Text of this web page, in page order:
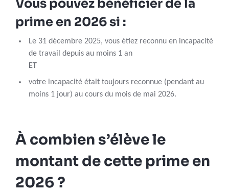
Vous pouvez bénéficier de la
prime en 2026 si :
Le 31 décembre 2025, vous étiez reconnu en incapacité
de travail depuis au moins 1 an
ET
votre incapacité était toujours reconnue (pendant au
moins 1 jour) au cours du mois de mai 2026.
À combien s’élève le
montant de cette prime en
2026 ?